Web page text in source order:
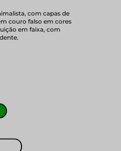
com capas de
couro falso em cores
em faixa, com